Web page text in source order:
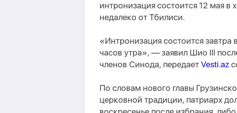
интронизация состоится 12 мая в
недалеко от Тбилиси.
«Интронизация состоится завтра
часов утра», — заявил Шио III
членов Синода, передает Vesti.az
По словам нового главы
церковной традиции, патриарх